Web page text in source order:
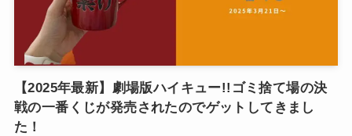
【2025年最新】劇場版ハイキュー!!ゴミ捨て場の決
戦の一番くじが発売されたのでゲットしてきまし
た！